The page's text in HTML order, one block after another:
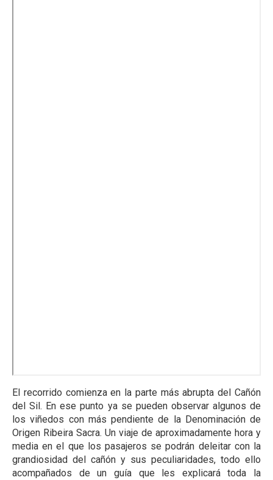
El recorrido comienza en la parte más abrupta del Cañón
del Sil. En ese punto ya se pueden observar algunos de
los viñedos con más pendiente de la Denominación de
Origen Ribeira Sacra. Un viaje de aproximadamente hora y
media en el que los pasajeros se podrán deleitar con la
grandiosidad del cañón y sus peculiaridades, todo ello
acompañados de un guía que les explicará toda la